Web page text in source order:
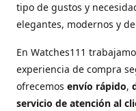
tipo de gustos y
elegantes, modernos y
En Watches111
experiencia de compra
ofrecemos envío rápido,
servicio de atención al